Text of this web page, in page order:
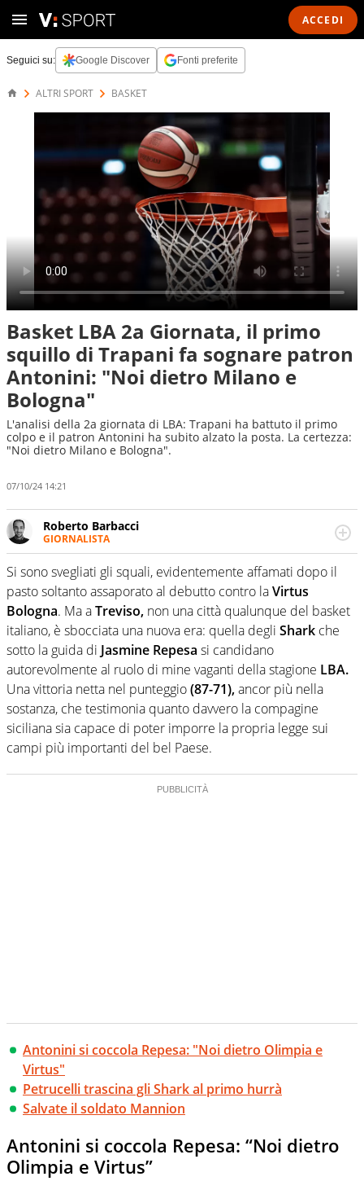
ACCEDI
Seguici su: Google Discover Fonti preferite
ALTRI SPORT BASKET
Basket LBA 2a Giornata, il primo
squillo di Trapani fa sognare patron
Antonini: "Noi dietro Milano e
Bologna"
L'analisi della 2a giornata di LBA: Trapani ha battuto il primo
colpo e il patron Antonini ha subito alzato la posta. La certezza:
"Noi dietro Milano e Bologna".
07/10/24 14:21
Roberto Barbacci
GIORNALISTA
Giornalista (pubblicista) sportivo a tutto campo, è il
tuttologo di Virgilio Sport. Provate a chiedergli di boxe, di
scherma, di volley o di curling: ve ne farà innamorare
Si sono svegliati gli squali, evidentemente affamati dopo il
pasto soltanto assaporato al debutto contro laVirtus
Bologna. Ma aTreviso, non una città qualunque del basket
italiano, è sbocciata una nuova era: quella degli Shark che
sotto la guida di Jasmine Repesa si candidano
autorevolmente al ruolo di mine vaganti della stagione LBA.
Una vittoria netta nel punteggio(87-71),ancor più nella
sostanza, che testimonia quanto davvero la compagine
siciliana sia capace di poter imporre la propria legge sui
campi più importanti del bel Paese.
Antonini si coccola Repesa: "Noi dietro Olimpia e
Virtus"
Petrucelli trascina gli Shark al primo hurrà
Salvate il soldato Mannion
Antonini si coccola Repesa: “Noi dietro
Olimpia e Virtus”